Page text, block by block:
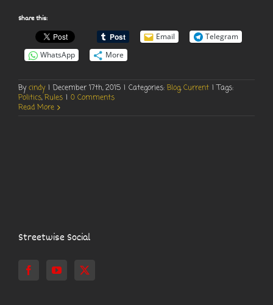
Share this:
Email
Telegram
WhatsApp
More
Bycindy | December 17th, 2015 | Categories: Blog,Current | Tags:
Politics,Rules | 0 Comments
Read More
Streetwise Social